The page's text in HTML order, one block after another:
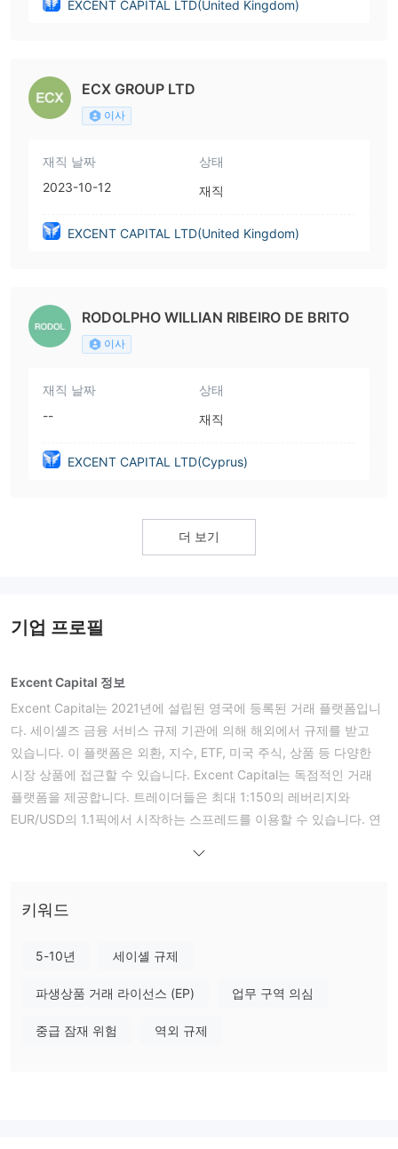
EXCENT CAPITAL LTD(United Kingdom)
ECX GROUP LTD
이사
재직 날짜
2023-10-12
상태
재직
EXCENT CAPITAL LTD(United Kingdom)
RODOLPHO WILLIAN RIBEIRO DE BRITO
이사
재직 날짜
--
상태
재직
EXCENT CAPITAL LTD(Cyprus)
더 보기
기업 프로필
Excent Capital 정보
Excent Capital는 2021년에 설립된 영국에 등록된 거래 플랫폼입니
다. 세이셸즈 금융 서비스 규제 기관에 의해 해외에서 규제를 받고
있습니다. 이 플랫폼은 외환, 지수, ETF, 미국 주식, 상품 등 다양한
시장 상품에 접근할 수 있습니다. Excent Capital는 독점적인 거래
플랫폼을 제공합니다. 트레이더들은 최대 1:150의 레버리지와
EUR/USD의 1.1픽에서 시작하는 스프레드를 이용할 수 있습니다. 연
장단점Excent Capital 합법적인가요?
를 받고 있으며 소매 외환 라이선스 (SD137)를 보유하고 있습니
필요합니다.
Excent Capital에서 무엇을 거래할 수 있나요?
키워드
5-10년 세이셸 규제
파생상품 거래 라이선스 (EP) 업무 구역 의심
중급 잠재 위험 역외 규제